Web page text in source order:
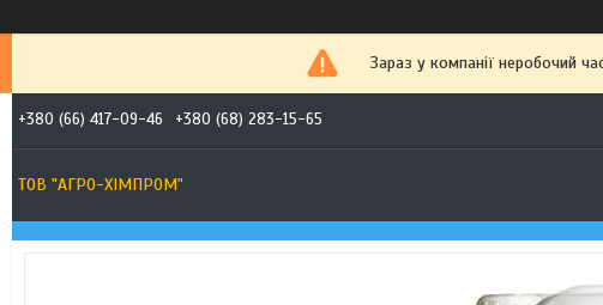
Зараз у компанії неробочий
+380 (66) 417-09-46 +380 (68) 283-15-65
ТОВ "АГРО-ХІМПРОМ"